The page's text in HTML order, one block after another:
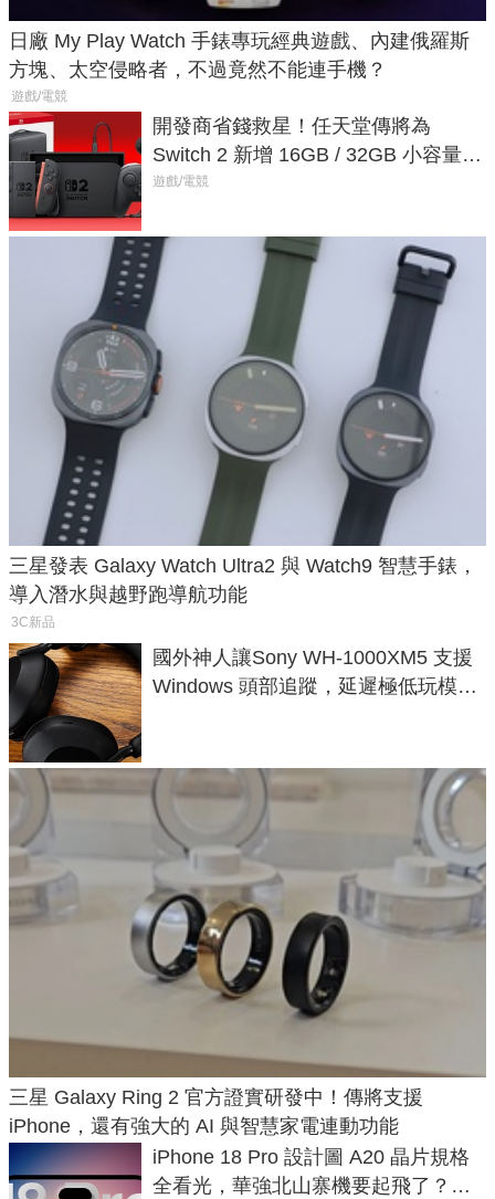
日廠 My Play Watch 手錶專玩經典遊戲、內建俄羅斯
方塊、太空侵略者，不過竟然不能連手機？
遊戲/電競
開發商省錢救星！任天堂傳將為
Switch 2 新增 16GB / 32GB 小容量遊
戲卡的選擇
遊戲/電競
三星發表 Galaxy Watch Ultra2 與 Watch9 智慧手錶，
導入潛水與越野跑導航功能
3C新品
國外神人讓Sony WH-1000XM5 支援
Windows 頭部追蹤，延遲極低玩模擬
三星 Galaxy Ring 2 官方證實研發中！傳將支援
iPhone，還有強大的 AI 與智慧家電連動功能
iPhone 18 Pro 設計圖 A20 晶片規格
全看光，華強北山寨機要起飛了？專